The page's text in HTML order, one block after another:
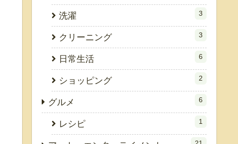
洗濯 3
クリーニング 3
日常生活 6
ショッピング 2
グルメ 6
レシピ 1